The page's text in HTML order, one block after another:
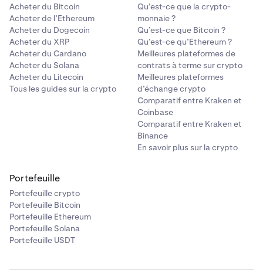
Acheter du Bitcoin
Acheter de l’Ethereum
Acheter du Dogecoin
Acheter du XRP
Acheter du Cardano
Acheter du Solana
Acheter du Litecoin
Tous les guides sur la crypto
Qu’est-ce que la crypto-
monnaie ?
Qu’est-ce que Bitcoin ?
Qu’est-ce qu’Ethereum ?
Meilleures plateformes de
contrats à terme sur crypto
Meilleures plateformes
d’échange crypto
Comparatif entre Kraken et
Coinbase
Comparatif entre Kraken et
Binance
En savoir plus sur la crypto
Portefeuille
Portefeuille crypto
Portefeuille Bitcoin
Portefeuille Ethereum
Portefeuille Solana
Portefeuille USDT